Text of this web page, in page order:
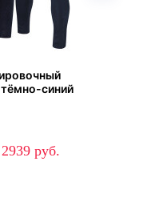
синий
2939